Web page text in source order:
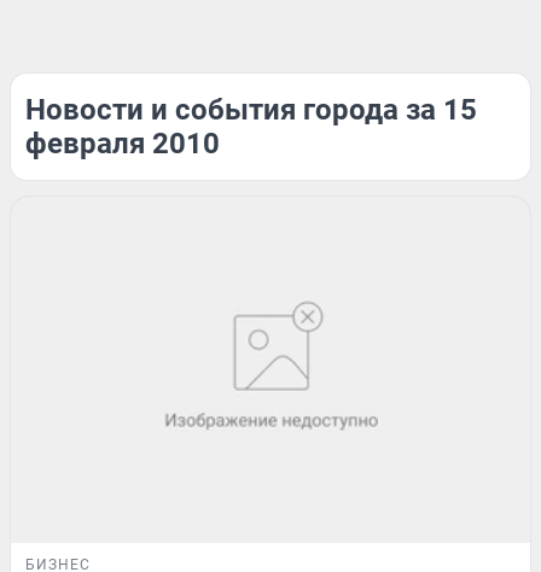
Новости и события города за 15
февраля 2010
БИЗНЕС